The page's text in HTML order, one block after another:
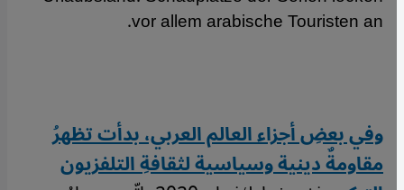
vor allem arabische Touristen an.
وفي بعضِ أجزاء العالم العربي، بدأت تظهرُ
مقاومةٌ دينية وسياسية لثقافةِ التلفزيون